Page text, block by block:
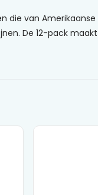
die van
De 12-pack